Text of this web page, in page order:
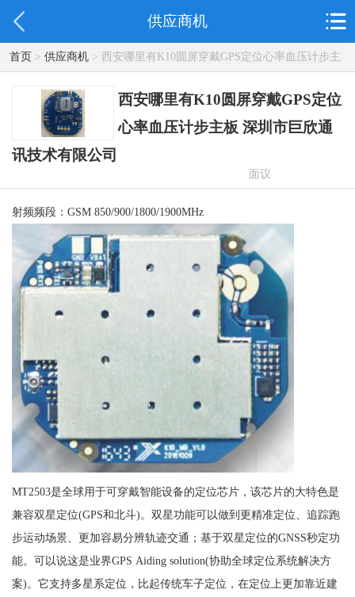
供应商机
首页> 供应商机> 西安哪里有K10圆屏穿戴GPS定位心率血压计步主
板 深圳市巨欣通讯技术有限公司
西安哪里有K10圆屏穿戴GPS定位
心率血压计步主板 深圳市巨欣通
讯技术有限公司
面议
射频频段：GSM 850/900/1800/1900MHz
MT2503是全球用于可穿戴智能设备的定位芯片，该芯片的大特色是
兼容双星定位(GPS和北斗)。双星功能可以做到更精准定位、追踪跑
步运动场景、更加容易分辨轨迹交通；基于双星定位的GNSS秒定功
能。可以说这是业界GPS Aiding solution(协助全球定位系统解决方
案)。它支持多星系定位，比起传统车子定位，在定位上更加靠近建